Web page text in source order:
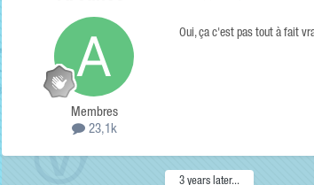
Membres
23,1k
Oui, ça c'est pas tout à fait
3 years later...